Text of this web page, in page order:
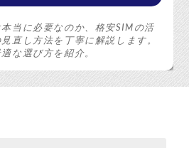
当に必要なのか、格安SIMの活
直し方法を丁寧に解説します。
な選び方を紹介。